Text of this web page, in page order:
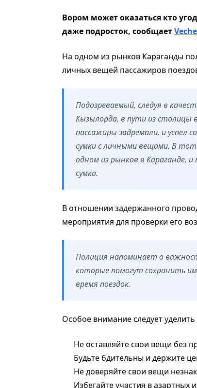
Вором может оказаться кто
даже подросток, сообщает
На одном из рынков Караганды
личных вещей пассажиров
Подозреваемый, следуя в
Кызылорда, в пути из столицы
пассажиры задремали, и успел
сумки с личными вещами. В
одном из рынков в Караганде,
сумка.
В отношении задержанного
мероприятия для проверки его
Полиция напоминает о
которые помогут сохранить
время поездок.
Особое внимание следует
Не оставляйте свои вещи без
Будьте бдительны и держите
Не доверяйте свои вещи
Избегайте участия в азартных